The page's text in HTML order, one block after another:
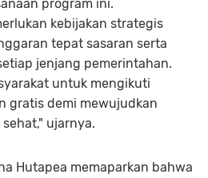
program ini.
kebijakan strategis
tepat sasaran serta
jenjang pemerintahan.
untuk mengikuti
gratis demi mewujudkan
ujarnya.
Hutapea memaparkan bahwa